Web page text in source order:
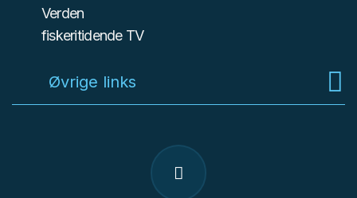
Verden
fiskeritidende TV
Øvrige links